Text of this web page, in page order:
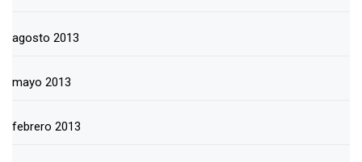
agosto 2013
mayo 2013
febrero 2013